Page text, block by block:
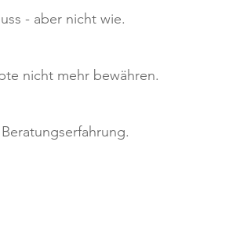
- aber nicht wie.
nicht mehr bewähren.